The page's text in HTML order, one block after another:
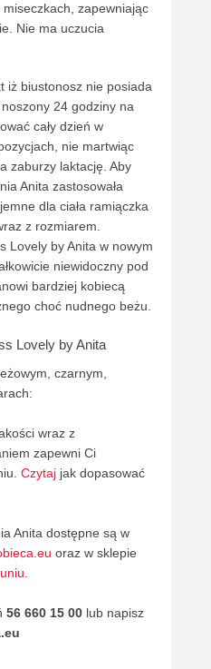
zapewniając
Nie ma uczucia
iż biustonosz nie posiada
24 godziny na
cały dzień w
nie martwiąc
zaburzy laktację. Aby
Anita zastosowała
dla ciała ramiączka
z rozmiarem.
Lovely by Anita w nowym
niewidoczny pod
bardziej kobiecą
choć nudnego beżu.
Lovely by Anita
czarnym,
wraz z
zapewni Ci
Czytaj jak dopasować
Anita dostępne są w
oraz w sklepie
56 660 15 00 lub napisz